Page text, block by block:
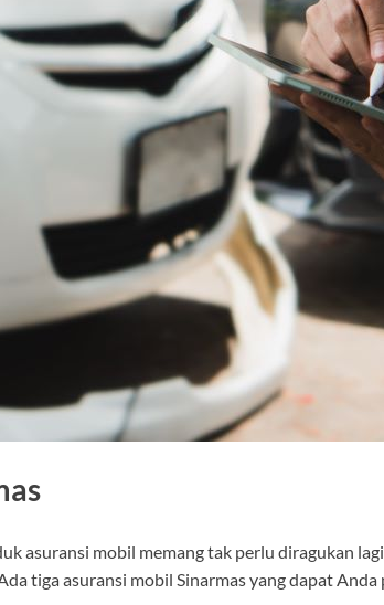
asuransi mobil memang tak perlu diragukan
Ada tiga asuransi mobil Sinarmas yang dapat